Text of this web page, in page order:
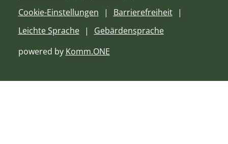
Cookie-Einstellungen
Barrierefreiheit
Leichte Sprache
Gebärdensprache
powered by Komm.ONE